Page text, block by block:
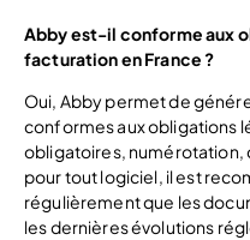
Abby est-il conforme aux
facturation en France ?
Oui, Abby permet de
conformes aux obligations
obligatoires, numérotation,
pour tout logiciel, il est
régulièrement que les
les dernières évolutions